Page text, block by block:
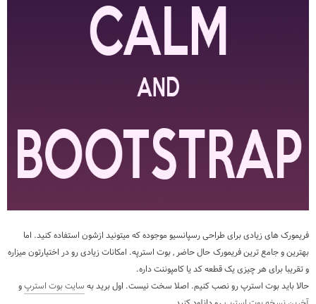
فریمورک های زیادی برای طراحی رسپانسیو موجوده که میتونید ازشون استفاده کنید. اما
بهترین و جامع ترین فریمورک حال حاضر , بوت استرپه. امکانات زیادی رو در اختیارتون میزاره
و تقریبا برای هر چیزی یک قطعه کد یا کامپوننت داره.
حالا باید بوت استرپ رو نصب کنیم. اصلا سخت نیست. اول برید به سایت بوت استرپو